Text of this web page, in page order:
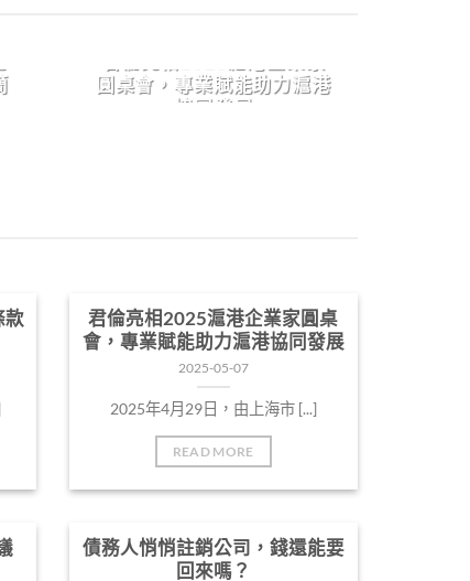
圓桌會，專業賦能助力滬港
協同發展
款
君倫亮相2025滬港企業家圓桌
會，專業賦能助力滬港協同發展
2025-05-07
2025年4月29日，由上海市 [...]
READ MORE
債務人悄悄註銷公司，錢還能要
回來嗎？